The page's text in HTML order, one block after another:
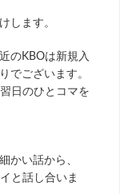
します。
のKBOは新規入
でございます。
日のひとコマを
かい話から、
と話し合いま